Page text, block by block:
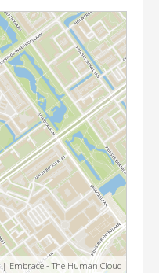
| Embrace - The Human Cloud